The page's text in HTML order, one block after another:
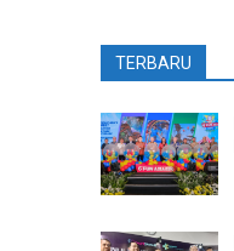
TERBARU